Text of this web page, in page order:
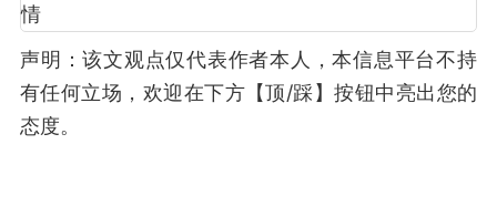
声明：该文观点仅代表作者本人，本信息平台不持
有任何立场，欢迎在下方【顶/踩】按钮中亮出您的
态度。